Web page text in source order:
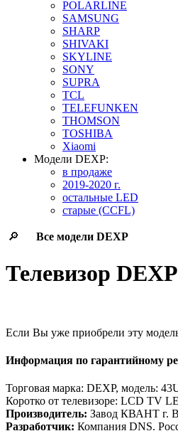
POLARLINE
SAMSUNG
SHARP
SHIVAKI
SKYLINE
SONY
SUPRA
TCL
TELEFUNKEN
THOMSON
TOSHIBA
Xiaomi
Модели DEXP:
в продаже
2019-2020 г.
остальные LED
старые (CCFL)
🔎 Все модели DEXP
Телевизор
Если Вы уже приобрели эту
Информация по гарантийному
Торговая марка: DEXP, модель:
Коротко от телевизоре: LCD TV
Производитель: Завод КВАНТ г.
Разработчик: Компания DNS.